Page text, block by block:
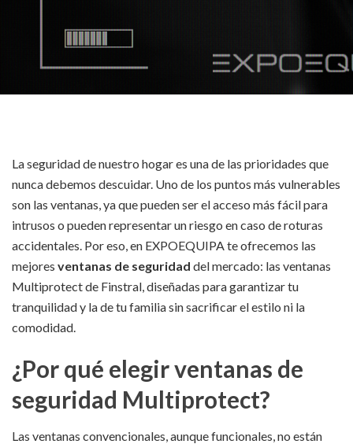
La seguridad de nuestro hogar es una de las prioridades que
nunca debemos descuidar. Uno de los puntos más vulnerables
son las ventanas, ya que pueden ser el acceso más fácil para
intrusos o pueden representar un riesgo en caso de roturas
accidentales. Por eso, en EXPOEQUIPA te ofrecemos las
mejores ventanas de seguridad del mercado: las ventanas
Multiprotect de Finstral, diseñadas para garantizar tu
tranquilidad y la de tu familia sin sacrificar el estilo ni la
comodidad.
¿Por qué elegir ventanas de
seguridad Multiprotect?
Las ventanas convencionales, aunque funcionales, no están